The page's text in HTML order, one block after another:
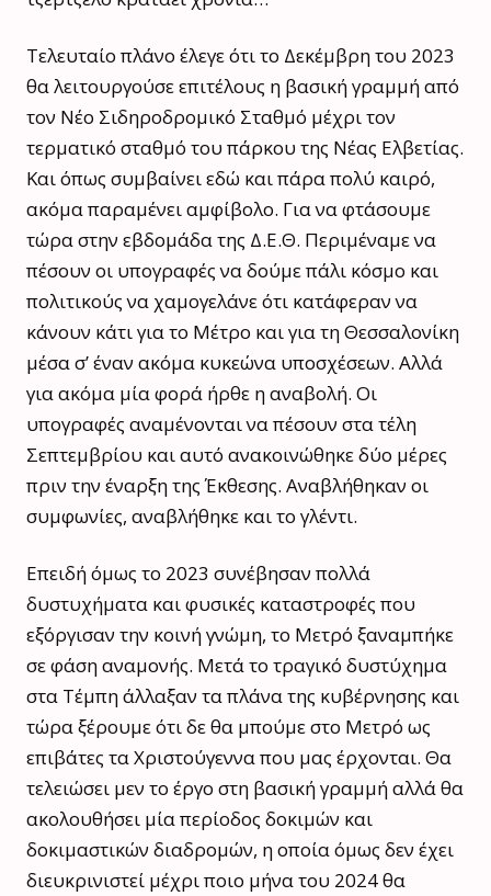
Τελευταίο πλάνο έλεγε ότι το Δεκέμβρη του 2023
θα λειτουργούσε επιτέλους η βασική γραμμή από
τον Νέο Σιδηροδρομικό Σταθμό μέχρι τον
τερματικό σταθμό του πάρκου της Νέας Ελβετίας.
Και όπως συμβαίνει εδώ και πάρα πολύ καιρό,
ακόμα παραμένει αμφίβολο. Για να φτάσουμε
τώρα στην εβδομάδα της Δ.Ε.Θ. Περιμέναμε να
πέσουν οι υπογραφές να δούμε πάλι κόσμο και
πολιτικούς να χαμογελάνε ότι κατάφεραν να
κάνουν κάτι για το Μέτρο και για τη Θεσσαλονίκη
μέσα σ’ έναν ακόμα κυκεώνα υποσχέσεων. Αλλά
για ακόμα μία φορά ήρθε η αναβολή. Οι
υπογραφές αναμένονται να πέσουν στα τέλη
Σεπτεμβρίου και αυτό ανακοινώθηκε δύο μέρες
πριν την έναρξη της Έκθεσης. Αναβλήθηκαν οι
συμφωνίες, αναβλήθηκε και το γλέντι.
Επειδή όμως το 2023 συνέβησαν πολλά
δυστυχήματα και φυσικές καταστροφές που
εξόργισαν την κοινή γνώμη, το Μετρό ξαναμπήκε
σε φάση αναμονής. Μετά το τραγικό δυστύχημα
στα Τέμπη άλλαξαν τα πλάνα της κυβέρνησης και
τώρα ξέρουμε ότι δε θα μπούμε στο Μετρό ως
επιβάτες τα Χριστούγεννα που μας έρχονται. Θα
τελειώσει μεν το έργο στη βασική γραμμή αλλά θα
ακολουθήσει μία περίοδος δοκιμών και
δοκιμαστικών διαδρομών, η οποία όμως δεν έχει
διευκρινιστεί μέχρι ποιο μήνα του 2024 θα